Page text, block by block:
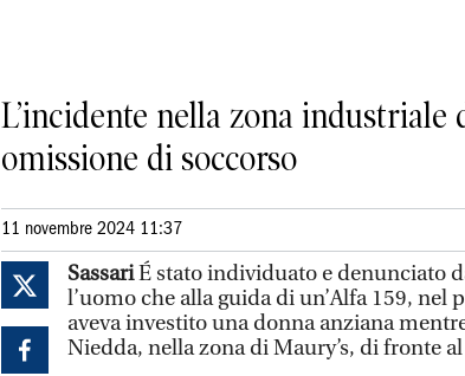
L’incidente nella zona industriale
omissione di soccorso
11 novembre 2024 11:37
SassariÉ stato individuato e denunciato
l’uomo che alla guida di un’Alfa 159, nel
aveva investito una donna anziana
Niedda, nella zona di Maury’s, di fronte al